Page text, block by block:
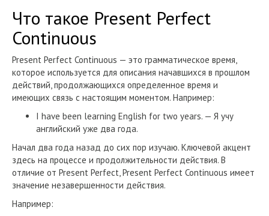
Что такое Present Perfect
Continuous
Present Perfect Continuous — это грамматическое время,
которое используется для описания начавшихся в прошлом
действий, продолжающихся определенное время и
имеющих связь с настоящим моментом. Например:
I have been learning English for two years. — Я учу
английский уже два года.
Начал два года назад до сих пор изучаю. Ключевой акцент
здесь на процессе и продолжительности действия. В
отличие от Present Perfect, Present Perfect Continuous имеет
значение незавершенности действия.
Например: